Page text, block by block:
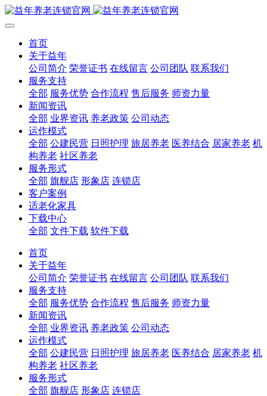
首页
关于益年
公司简介 荣誉证书 在线留言 公司团队 联系我们
服务支持
全部 服务优势 合作流程 售后服务 师资力量
新闻资讯
全部 业界资讯 养老政策 公司动态
运作模式
全部 公建民营 日照护理 旅居养老 医养结合 居家养老 机
构养老 社区养老
服务形式
全部 旗舰店 形象店 连锁店
客户案例
适老化家具
下载中心
全部 文件下载 软件下载
首页
关于益年
公司简介 荣誉证书 在线留言 公司团队 联系我们
服务支持
全部 服务优势 合作流程 售后服务 师资力量
新闻资讯
全部 业界资讯 养老政策 公司动态
运作模式
全部 公建民营 日照护理 旅居养老 医养结合 居家养老 机
构养老 社区养老
服务形式
全部 旗舰店 形象店 连锁店